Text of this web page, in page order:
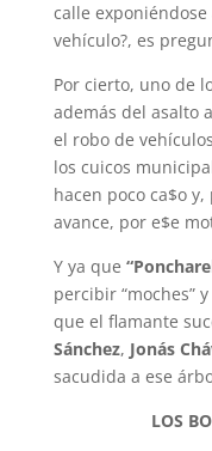
calle
vehículo?, es
Por cierto, uno de
además del asalto
el robo de
los cuicos
hacen poco ca$o
avance, por e$e
Y ya que
percibir “moches”
que el flamante
Sánchez, Jonás
sacudida a ese
LOS